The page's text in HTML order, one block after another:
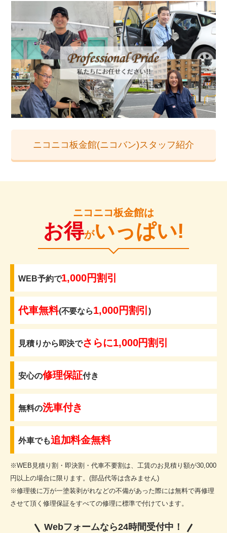
ニコニコ板金館(ニコバン)スタッフ紹介
ニコニコ板金館は
お得がいっぱい!
WEB予約で1,000円割引
代車無料(不要なら1,000円割引)
見積りから即決でさらに1,000円割引
安心の修理保証付き
無料の洗車付き
外車でも追加料金無料
※WEB見積り割・即決割・代車不要割は、工賃のお見積り額が30,000
円以上の場合に限ります。(部品代等は含みません)
※修理後に万が一塗装剥がれなどの不備があった際には無料で再修理
させて頂く修理保証をすべての修理に標準で付けています。
Webフォームなら24時間受付中！